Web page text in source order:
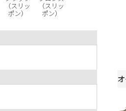
（スリッ
ポン）
（スリッ
ポン）